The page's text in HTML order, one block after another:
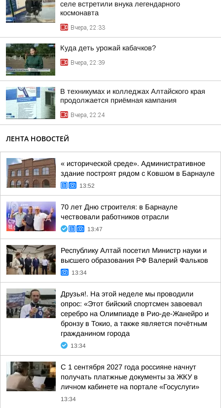
селе встретили внука легендарного
космонавта
Вчера, 22:33
Куда деть урожай кабачков?
Вчера, 22:39
В техникумах и колледжах Алтайского края
продолжается приёмная кампания
Вчера, 22:24
ЛЕНТА НОВОСТЕЙ
« исторической среде». Административное
здание построят рядом с Ковшом в Барнауле
13:52
70 лет Дню строителя: в Барнауле
чествовали работников отрасли
13:47
Республику Алтай посетил Министр науки и
высшего образования РФ Валерий Фальков
13:34
Друзья!. На этой неделе мы проводили
опрос: «Этот бийский спортсмен завоевал
серебро на Олимпиаде в Рио-де-Жанейро и
бронзу в Токио, а также является почётным
гражданином города
13:34
С 1 сентября 2027 года россияне начнут
получать платжные документы за ЖКУ в
личном кабинете на портале «Госуслуги»
13:34